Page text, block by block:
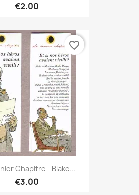
€2.00
Chapitre - Blake...
€3.00
favorite_border